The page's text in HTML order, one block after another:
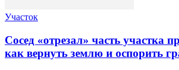
Участок
Сосед «отрезал» часть участка
как вернуть землю и оспорить